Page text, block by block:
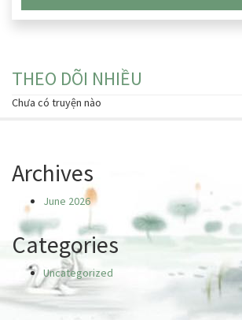
THEO DÕI NHIỀU
Chưa có truyện nào
Archives
June 2026
Categories
Uncategorized